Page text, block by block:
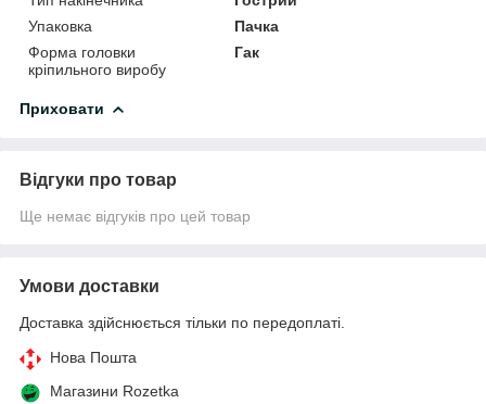
Упаковка
Пачка
Форма головки
кріпильного виробу
Гак
Приховати
Відгуки про товар
Ще немає відгуків про цей товар
Умови доставки
Доставка здійснюється тільки по передоплаті.
Нова Пошта
Магазини Rozetka